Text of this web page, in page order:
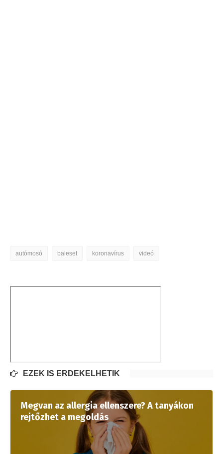
autómosó baleset koronavírus videó
EZEK IS ÉRDEKELHETIK
Megvan az allergia ellenszere? A tanyákon
rejtőzhet a megoldás